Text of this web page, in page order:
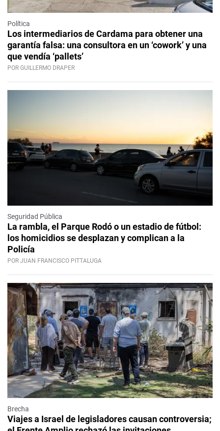
Política
Los intermediarios de Cardama para obtener una
garantía falsa: una consultora en un ‘cowork’ y una
que vendía ‘pallets’
POR GUILLERMO DRAPER
Seguridad Pública
La rambla, el Parque Rodó o un estadio de fútbol:
los homicidios se desplazan y complican a la
Policía
POR JUAN FRANCISCO PITTALUGA
Brecha
Viajes a Israel de legisladores causan controversia;